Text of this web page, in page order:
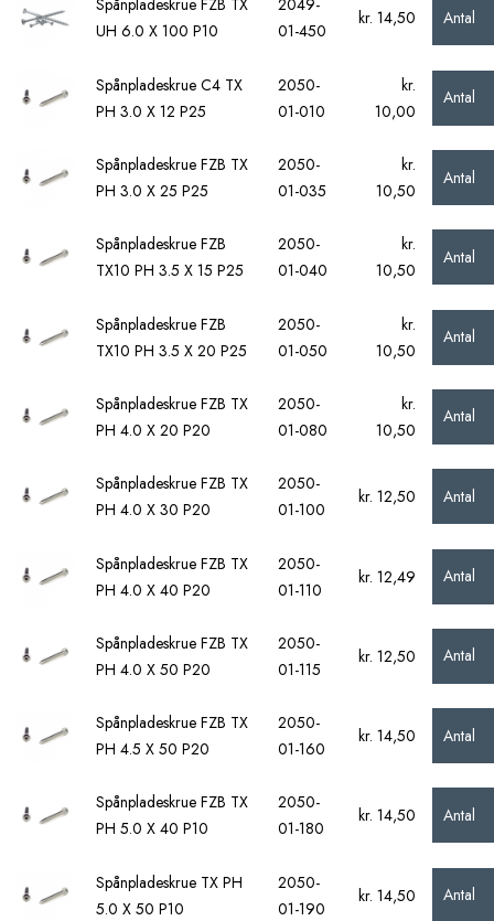
Spånpladeskrue FZB TX
UH 6.0 X 100 P10
2049-
01-450
kr. 14,50 Antal
Spånpladeskrue C4 TX
PH 3.0 X 12 P25
2050-
01-010
kr.
10,00
Antal
Spånpladeskrue FZB TX
PH 3.0 X 25 P25
2050-
01-035
kr.
10,50
Antal
Spånpladeskrue FZB
TX10 PH 3.5 X 15 P25
2050-
01-040
kr.
10,50
Antal
Spånpladeskrue FZB
TX10 PH 3.5 X 20 P25
2050-
01-050
kr.
10,50
Antal
Spånpladeskrue FZB TX
PH 4.0 X 20 P20
2050-
01-080
kr.
10,50
Antal
Spånpladeskrue FZB TX
PH 4.0 X 30 P20
2050-
01-100
kr. 12,50 Antal
Spånpladeskrue FZB TX
PH 4.0 X 40 P20
2050-
01-110
kr. 12,49 Antal
Spånpladeskrue FZB TX
PH 4.0 X 50 P20
2050-
01-115
kr. 12,50 Antal
Spånpladeskrue FZB TX
PH 4.5 X 50 P20
2050-
01-160
kr. 14,50 Antal
Spånpladeskrue FZB TX
PH 5.0 X 40 P10
2050-
01-180
kr. 14,50 Antal
Spånpladeskrue TX PH
5.0 X 50 P10
2050-
01-190
kr. 14,50 Antal